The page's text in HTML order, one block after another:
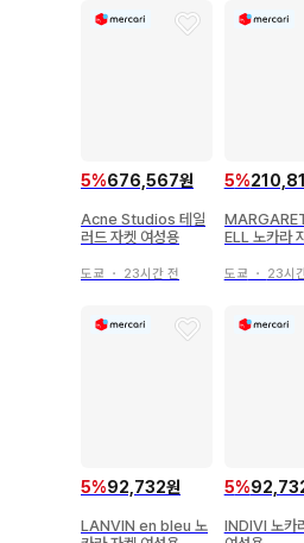
5%676,567원
Acne Studios 테일
러드 자켓 여성용
도쿄 ・ 23시간 전
5%
ELL 노카라
도쿄 ・ 23시
5%92,732원
LANVIN en bleu 노
5%
INDIVI 노카